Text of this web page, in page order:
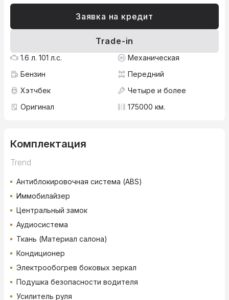
Заявка на кредит
Trade-in
1.6 л. 101 л.с.
Механическая
Бензин
Передний
Хэтчбек
Четыре и более
Оригинал
175000 км.
Комплектация
Trend
Антиблокировочная система (ABS)
Иммобилайзер
Центральный замок
Аудиосистема
Ткань (Материал салона)
Кондиционер
Электрообогрев боковых зеркал
Подушка безопасности водителя
Усилитель руля